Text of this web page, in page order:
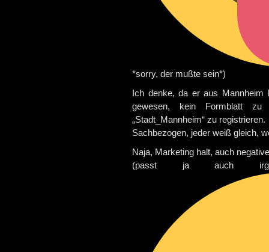
*sorry, der mußte sein*)
Ich denke, da er aus
gewesen, kein Formblatt zu
„Stadt_Mannheim“ zu registrieren.
Sachbezogen, jeder weiß gleich,
Naja, Marketing halt, auch
(passt ja auch